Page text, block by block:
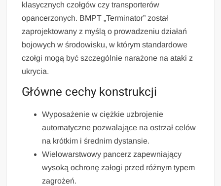
klasycznych czołgów czy transporterów
opancerzonych. BMPT „Terminator” został
zaprojektowany z myślą o prowadzeniu działań
bojowych w środowisku, w którym standardowe
czołgi mogą być szczególnie narażone na ataki z
ukrycia.
Główne cechy konstrukcji
Wyposażenie w ciężkie uzbrojenie
automatyczne pozwalające na ostrzał celów
na krótkim i średnim dystansie.
Wielowarstwowy pancerz zapewniający
wysoką ochronę załogi przed różnym typem
zagrożeń.